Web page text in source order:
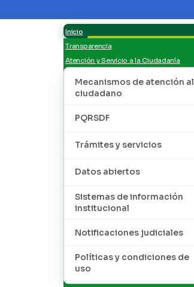
Inicio
Transparencia
Atención y Servicio a la Ciudadanía
Mecanismos de atención al
ciudadano
PQRSDF
Trámites y servicios
Datos abiertos
Sistemas de información
institucional
Notificaciones judiciales
Políticas y condiciones de
uso